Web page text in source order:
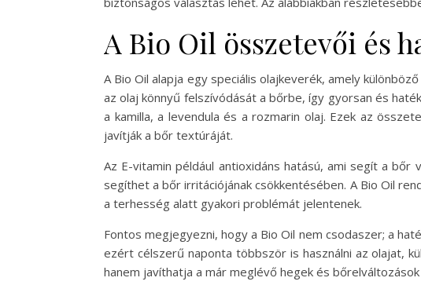
A Bio Oil összetevői és
A Bio Oil alapja egy speciális olajkeverék, amely
az olaj könnyű felszívódását a bőrbe, így gyorsan és
a kamilla, a levendula és a rozmarin olaj. Ezek az
javítják a bőr textúráját.
Az E-vitamin például antioxidáns hatású, ami segít a bőr
segíthet a bőr irritációjának csökkentésében. A Bio Oil
a terhesség alatt gyakori problémát jelentenek.
Fontos megjegyezni, hogy a Bio Oil nem csodaszer; a
ezért célszerű naponta többször is használni az olajat,
hanem javíthatja a már meglévő hegek és